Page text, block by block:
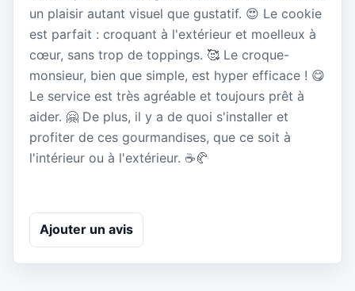
un plaisir autant visuel que gustatif. 😍 Le cookie
est parfait : croquant à l'extérieur et moelleux à
cœur, sans trop de toppings. 🥰 Le croque-
monsieur, bien que simple, est hyper efficace ! 😋
Le service est très agréable et toujours prêt à
aider. 🤗 De plus, il y a de quoi s'installer et
profiter de ces gourmandises, que ce soit à
l'intérieur ou à l'extérieur. ☕️🥐
Ajouter un avis